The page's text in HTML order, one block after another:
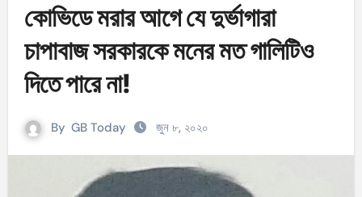
কোভিডে মরার আগে যে দুর্ভাগারা
চাপাবাজ সরকারকে মনের মত গালিটিও
দিতে পারে না!
By GB Today জুন ৮, ২০২০